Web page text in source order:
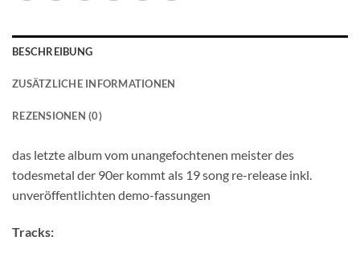
BESCHREIBUNG
ZUSÄTZLICHE INFORMATIONEN
REZENSIONEN (0)
das letzte album vom unangefochtenen meister des
todesmetal der 90er kommt als 19 song re-release inkl.
unveröffentlichten demo-fassungen
Tracks: